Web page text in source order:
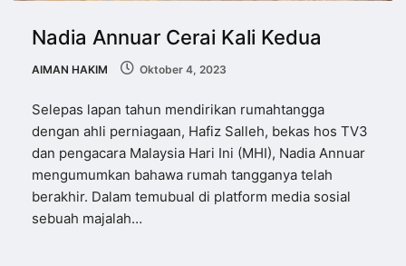
Nadia Annuar Cerai Kali Kedua
AIMAN HAKIM Oktober 4, 2023
Selepas lapan tahun mendirikan rumahtangga
dengan ahli perniagaan, Hafiz Salleh, bekas hos TV3
dan pengacara Malaysia Hari Ini (MHI), Nadia Annuar
mengumumkan bahawa rumah tangganya telah
berakhir. Dalam temubual di platform media sosial
sebuah majalah…